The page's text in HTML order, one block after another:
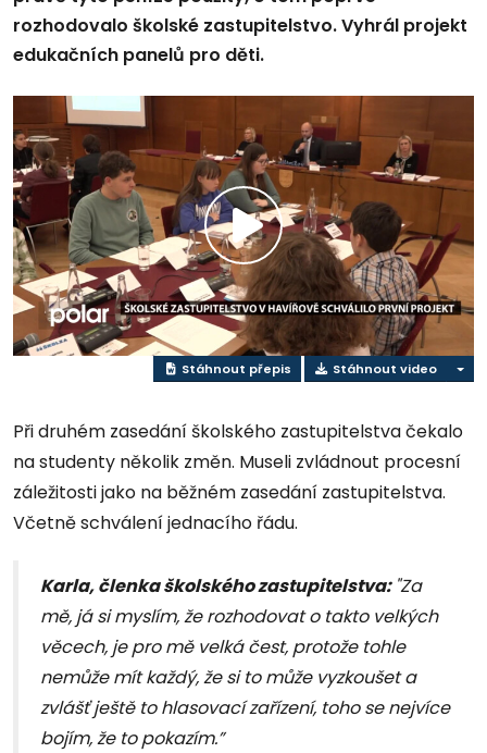
rozhodovalo školské zastupitelstvo. Vyhrál projekt
edukačních panelů pro děti.
Přehrát
video
Stáhnout přepis Stáhnout video
Při druhém zasedání školského zastupitelstva čekalo
na studenty několik změn. Museli zvládnout procesní
záležitosti jako na běžném zasedání zastupitelstva.
Včetně schválení jednacího řádu.
Karla, členka školského zastupitelstva: "Za
mě, já si myslím, že rozhodovat o takto velkých
věcech, je pro mě velká čest, protože tohle
nemůže mít každý, že si to může vyzkoušet a
zvlášť ještě to hlasovací zařízení, toho se nejvíce
bojím, že to pokazím.”